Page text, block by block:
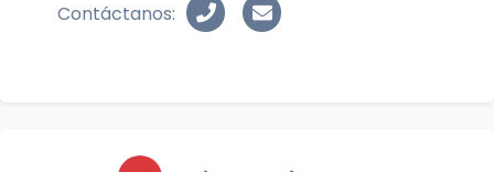
Contáctanos: